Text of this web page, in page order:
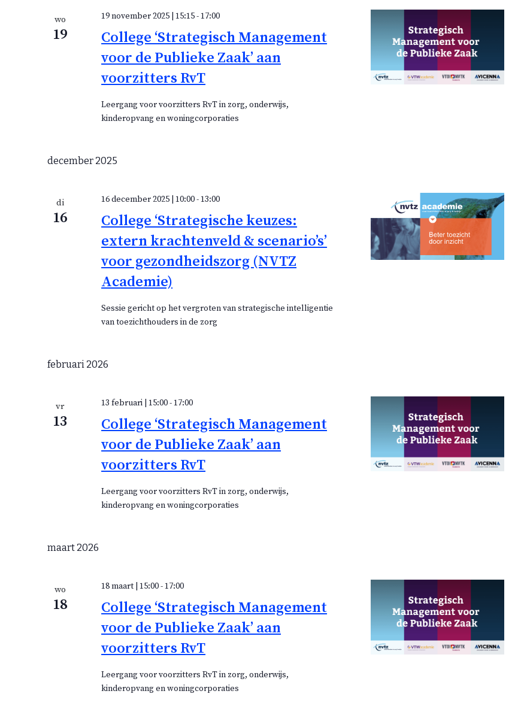
wo
19
College ‘Strategisch Management
voor de Publieke Zaak’ aan
voorzitters RvT
19 november 2025 | 15:15-17:00
Leergang voor voorzitters RvT in zorg, onderwijs,
kinderopvang en woningcorporaties
december 2025
di
16
College ‘Strategische keuzes:
extern krachtenveld & scenario’s’
voor gezondheidszorg (NVTZ
Academie)
16 december 2025 | 10:00-13:00
Sessie gericht op het vergroten van strategische intelligentie
van toezichthouders in de zorg
februari 2026
vr
13
College ‘Strategisch Management
voor de Publieke Zaak’ aan
voorzitters RvT
13 februari | 15:00-17:00
Leergang voor voorzitters RvT in zorg, onderwijs,
kinderopvang en woningcorporaties
maart 2026
wo
18
College ‘Strategisch Management
voor de Publieke Zaak’ aan
voorzitters RvT
18 maart | 15:00-17:00
Leergang voor voorzitters RvT in zorg, onderwijs,
kinderopvang en woningcorporaties